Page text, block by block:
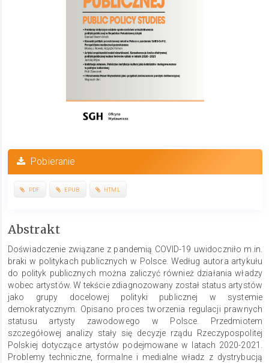
Pobieranie
PDF EPUB HTML
Treść
artykułu
Abstrakt
Doświadczenie związane z pandemią COVID-19 uwidoczniło m.in.
braki w politykach publicznych w Polsce. Według autora artykułu
do polityk publicznych można zaliczyć również działania władzy
wobec artystów. W tekście zdiagnozowany został status artystów
jako grupy docelowej polityki publicznej w systemie
demokratycznym. Opisano proces tworzenia regulacji prawnych
statusu artysty zawodowego w Polsce. Przedmiotem
szczegółowej analizy stały się decyzje rządu Rzeczypospolitej
Polskiej dotyczące artystów podejmowane w latach 2020­-2021.
Problemy techniczne, formalne i medialne władz z dystrybucją